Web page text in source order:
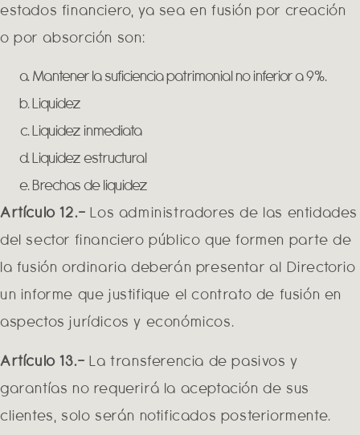
estados financiero, ya sea en fusión por creación
o por absorción son:
Mantener la suficiencia patrimonial no inferior a 9%.
Liquidez
Liquidez inmediata
Liquidez estructural
Brechas de liquidez
Artículo 12.-Los administradores de las entidades
del sector financiero público que formen parte de
la fusión ordinaria deberán presentar al Directorio
un informe que justifique el contrato de fusión en
aspectos jurídicos y económicos.
Artículo 13.-La transferencia de pasivos y
garantías no requerirá la aceptación de sus
clientes, solo serán notificados posteriormente.